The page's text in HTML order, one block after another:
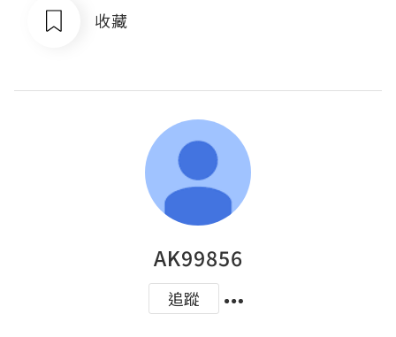
收藏
AK99856
追蹤